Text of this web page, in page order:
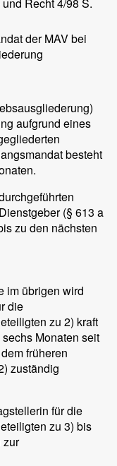
der MAV bei
aufgrund eines
besteht
(§ 613 a
zu den nächsten
im übrigen wird
die
zu 2) kraft
Monaten seit
früheren
zuständig
für die
zu 3) bis
zur